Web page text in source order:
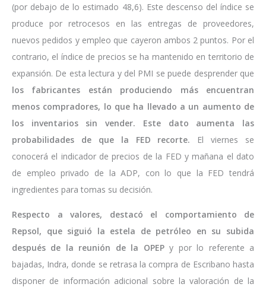
(por debajo de lo estimado 48,6). Este descenso del índice se
produce por retrocesos en las entregas de proveedores,
nuevos pedidos y empleo que cayeron ambos 2 puntos. Por el
contrario, el índice de precios se ha mantenido en territorio de
expansión. De esta lectura y del PMI se puede desprender que
los fabricantes están produciendo más encuentran
menos compradores, lo que ha llevado a un aumento de
los inventarios sin vender. Este dato aumenta las
probabilidades de que la FED recorte.
El viernes se
conocerá el indicador de precios de la FED y mañana el dato
de empleo privado de la ADP, con lo que la FED tendrá
ingredientes para tomas su decisión.
Respecto a valores, destacó el comportamiento de
Repsol, que siguió la estela de petróleo en su subida
después de la reunión de la OPEP y por lo referente a
bajadas, Indra, donde se retrasa la compra de Escribano hasta
disponer de información adicional sobre la valoración de la